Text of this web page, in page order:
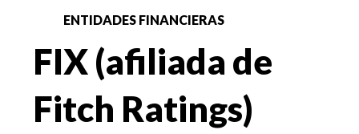
ENTIDADES FINANCIERAS
FIX (afiliada de
Fitch Ratings)